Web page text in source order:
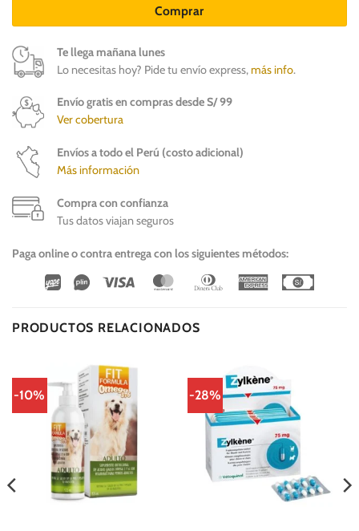
Comprar
Te llega mañana lunes
Lo necesitas hoy? Pide tu envío express,más info.
Envío gratis en compras desde S/ 99
Ver cobertura
Envíos a todo el Perú (costo adicional)
Más información
Compra con confianza
Tus datos viajan seguros
Paga online o contra entrega con los siguientes métodos:
Wirecard
Vipps Visa MasterCardDinners
American
PRODUCTOS RELACIONADOS
-10% -28%